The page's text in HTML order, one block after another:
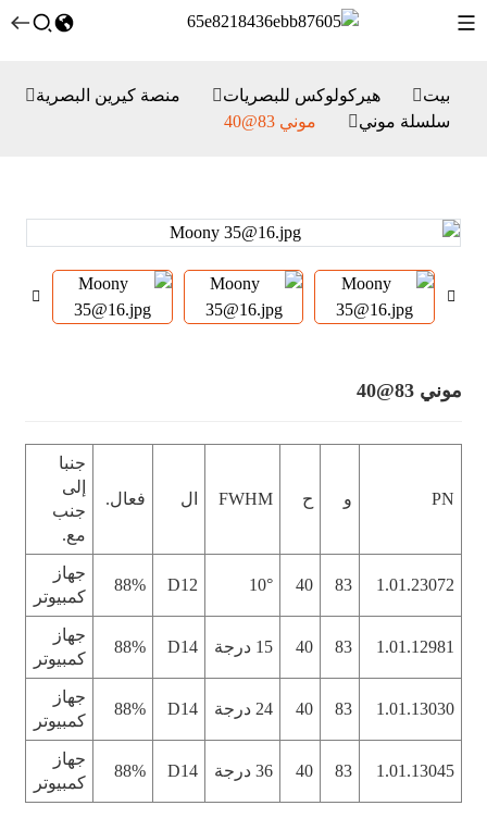
بيت هيركولوكس للبصريات
منصة كيرين البصرية
سلسلة موني
موني 83@40
موني 83@40
PN و ح FWHM ال فعال.
جنبا
إلى
جنب
مع.
1.01.23072
83
40
10°
D12
88%
جهاز
كمبيوتر
1.01.12981
83
40 15 درجة D14
88%
جهاز
كمبيوتر
1.01.13030
83
40 24 درجة D14
88%
جهاز
كمبيوتر
1.01.13045
83
40 36 درجة D14
88%
جهاز
كمبيوتر